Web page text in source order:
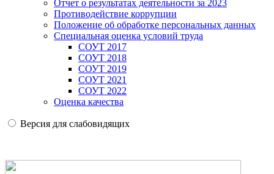
Отчет о результатах деятельности за 2023
Противодействие коррупции
Положение об обработке персональных данных
Специальная оценка условий труда
СОУТ 2017
СОУТ 2018
СОУТ 2019
СОУТ 2021
СОУТ 2022
Оценка качества
Версия для слабовидящих